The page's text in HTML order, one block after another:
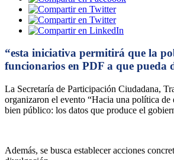
“esta iniciativa permitirá que la
funcionarios en PDF a que pueda
La Secretaría de Participación Ciudadana,
organizaron el evento “Hacia una política
bien público: los datos que produce el
Además, se busca establecer acciones